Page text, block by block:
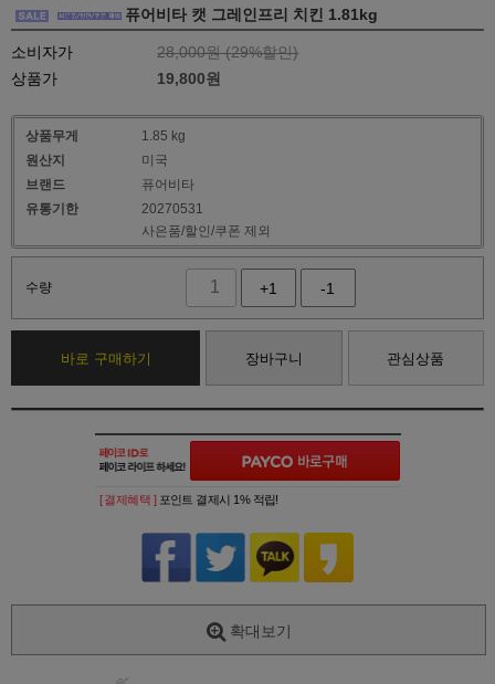
퓨어비타 캣 그레인프리 치킨 1.81kg
소비자가 28,000원 (29%할인)
상품가
19,800원
상품무게
1.85 kg
원산지
미국
브랜드
퓨어비타
유통기한
20270531
사은품/할인/쿠폰 제외
수량 +1 -1
바로 구매하기 장바구니 관심상품
[ 결제혜택 ] 포인트 결제시 1% 적립!
확대보기